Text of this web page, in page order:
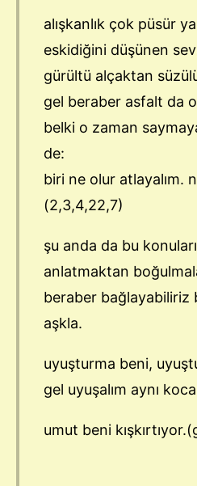
alışkanlık çok püsür
eskidiğini düşünen
gürültü alçaktan
gel beraber asfalt da
belki o zaman
de:
biri ne olur atlayalım.
(2,3,4,22,7)
şu anda da bu konuları
anlatmaktan
beraber bağlayabiliriz
aşkla.
uyuşturma beni,
gel uyuşalım aynı
umut beni